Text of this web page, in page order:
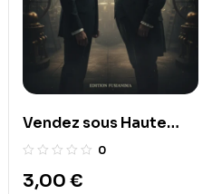
Vendez sous Haute
Pression
0
3,00 €